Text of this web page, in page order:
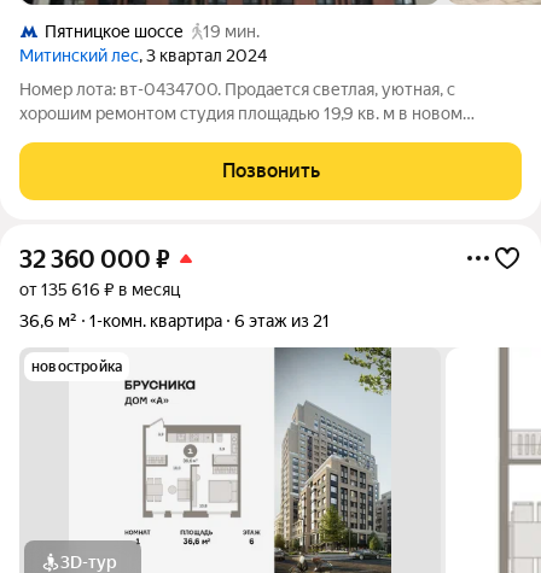
Пятницкое шоссе
19 мин.
Митинский лес, 3 квартал 2024
Номер лота: вт-0434700. Продается светлая, уютная, с
хорошим ремонтом студия площадью 19,9 кв. м в новом
корпус 4, на 8 этаже 34-этажного дома. Дом входит в
масштабный жилой комплекс
Позвонить
32 360 000 ₽
от 135 616 ₽ в месяц
36,6 м²
1-комн. квартира 6 этаж из 21
новостройка
3D-тур